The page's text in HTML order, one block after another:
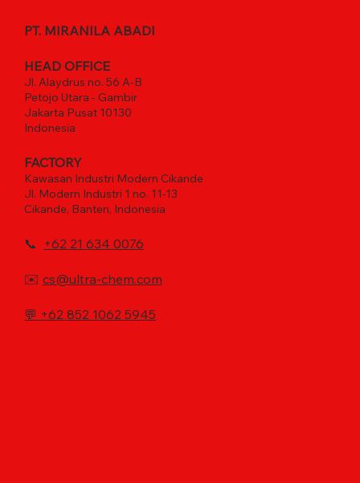
PT. MIRANILA ABADI
HEAD OFFICE
Jl. Alaydrus no. 56 A-B
Petojo Utara - Gambir
Jakarta Pusat 10130
Indonesia
FACTORY
Kawasan Industri Modern Cikande
Jl. Modern Industri 1 no. 11-13
Cikande, Banten, Indonesia
📞 +62 21 634 0076
✉️ cs@ultra-chem.com
💬 +62 852 1062 5945